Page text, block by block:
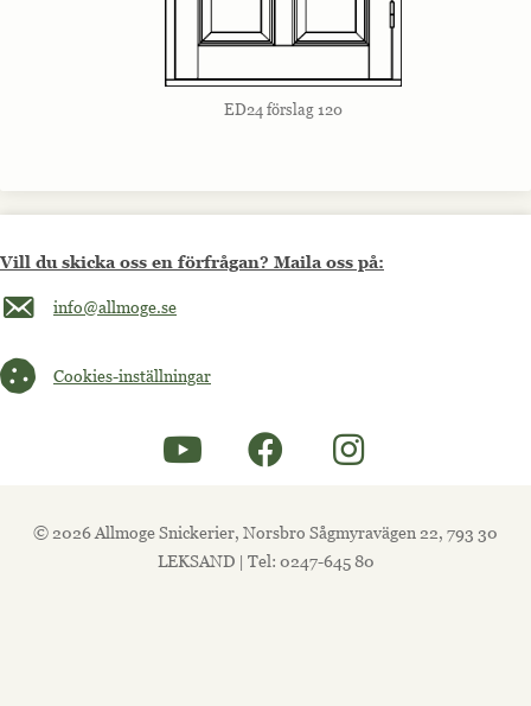
ED24 förslag 120
Vill du skicka oss en förfrågan? Maila oss på:
Maila oss på info@allmoge.se
info@allmoge.se
Cookies-inställningar
Cookies-inställningar
© 2026 Allmoge Snickerier, Norsbro Sågmyravägen 22, 793 30
LEKSAND | Tel: 0247-645 80